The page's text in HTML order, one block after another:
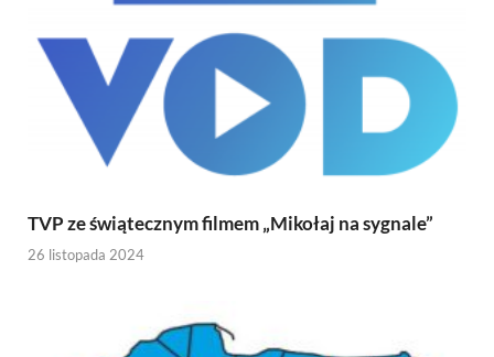
TVP ze świątecznym filmem „Mikołaj na sygnale”
26 listopada 2024